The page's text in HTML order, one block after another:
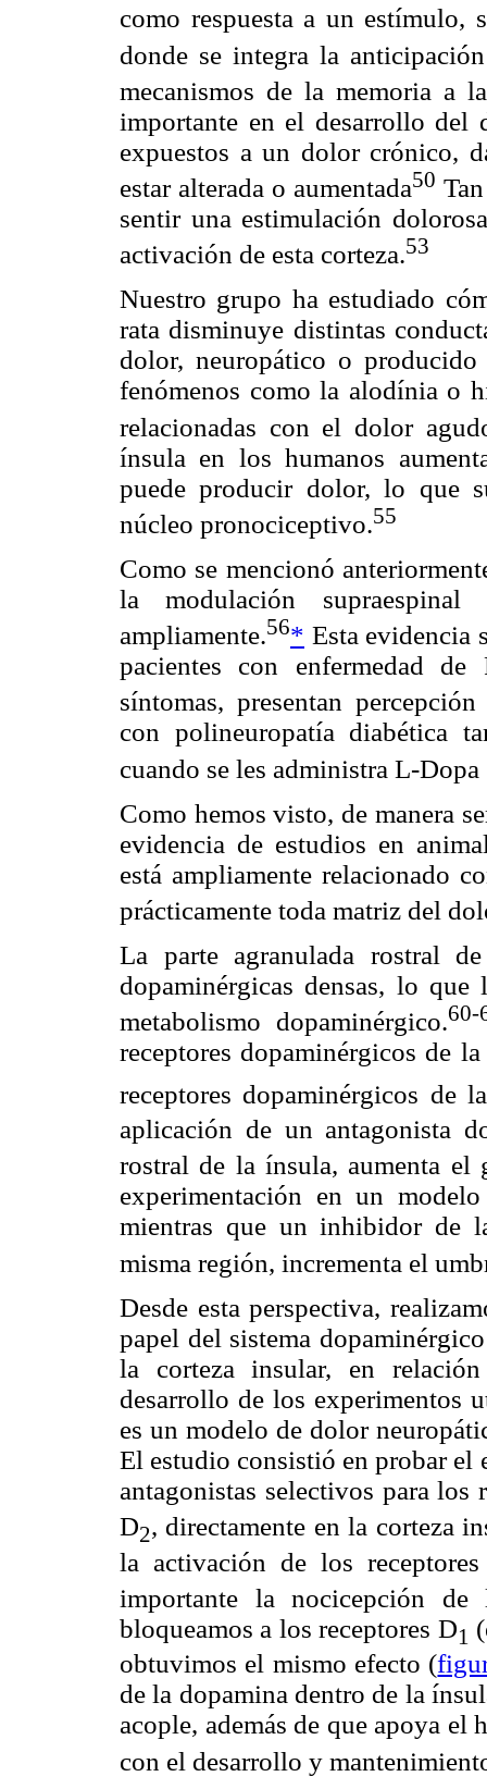
como respuesta a un estímulo,
donde se integra la
mecanismos de la memoria a
importante en el desarrollo del
expuestos a un dolor crónico,
estar alterada o aumentada50
sentir una estimulación
activación de esta corteza.53
Nuestro grupo ha estudiado
rata disminuye distintas
dolor, neuropático o
fenómenos como la alodínia o
relacionadas con el dolor
ínsula en los humanos
puede producir dolor, lo que
núcleo pronociceptivo.55
Como se mencionó
la modulación
ampliamente.56* Esta evidencia
pacientes con enfermedad
síntomas, presentan
con polineuropatía diabética
cuando se les administra L-
Como hemos visto, de manera
evidencia de estudios en
está ampliamente relacionado
prácticamente toda matriz del
La parte agranulada rostral
dopaminérgicas densas, lo
metabolismo dopaminérgico.60-
receptores dopaminérgicos de
receptores dopaminérgicos de
aplicación de un antagonista
rostral de la ínsula, aumenta el
experimentación en un
mientras que un inhibidor de
misma región, incrementa el
Desde esta perspectiva,
papel del sistema
la corteza insular, en
desarrollo de los experimentos
es un modelo de dolor
El estudio consistió en probar el
antagonistas selectivos para los
D2, directamente en la corteza
la activación de los
importante la nocicepción
bloqueamos a los receptores D1
obtuvimos el mismo efecto (
de la dopamina dentro de la
acople, además de que apoya el
con el desarrollo y